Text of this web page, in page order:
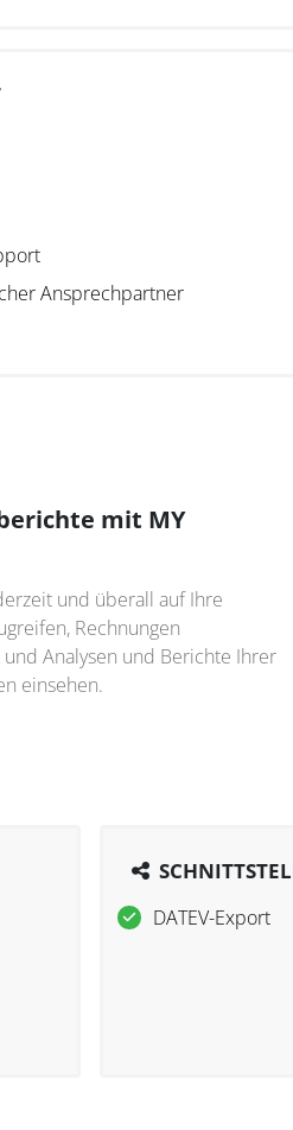
Ansprechpartner
mit MY
und überall auf Ihre
Rechnungen
Analysen und Berichte Ihrer
einsehen.
DATEV-Export